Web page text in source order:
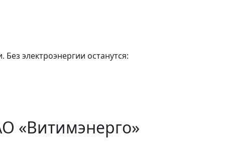
электроэнергии останутся:
«Витимэнерго»